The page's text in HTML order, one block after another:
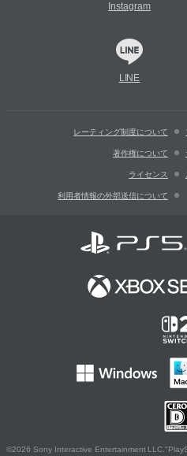
Instagram
LINE
レーティング制度について
著作権について
ライセンス
利用者情報の外部送信について
©2026 Sony Interactive Entertainment